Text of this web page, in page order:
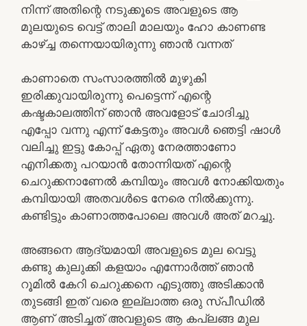
നിന്ന് അതിന്റെ നടുക്കൂടെ അവളുടെ ആ
മുലയുടെ വെട്ട് താലി മാലയും ഹോ കാണണ്ട
കാഴ്ച്ച തന്നെയായിരുന്നു ഞാൻ വന്നത്
കാണാതെ സംസാരത്തിൽ മുഴുകി
ഇരിക്കുവായിരുന്നു പെട്ടെന്ന് എന്റെ
കഷ്ടകാലത്തിന് ഞാൻ അവളോട്‌ ചോദിച്ചു
എപ്പോ വന്നു എന്ന് കേട്ടതും അവൾ ഞെട്ടി ഷാൾ
വലിച്ചു ഇട്ടു കോപ്പ് ഏതു നേരത്താണോ
എനിക്കതു പറയാൻ തോന്നിയത് എന്റെ
ചെറുക്കനാണേൽ കമ്പിയും അവൾ നോക്കിയതും
കമ്പിയായി അതവൾടെ നേരെ നിൽക്കുന്നു.
കണ്ടിട്ടും കാണാത്തപോലെ അവൾ അത് മറച്ചു.
അങ്ങനെ ആദ്യമായി അവളുടെ മുല വെട്ടു
കണ്ടു കുലുക്കി കളയാം എന്നോർത്ത് ഞാൻ
റൂമിൽ കേറി ചെറുക്കനെ എടുത്തു അടിക്കാൻ
തുടങ്ങി ഇത് വരെ ഇല്ലാത്ത ഒരു സ്പീഡിൽ
ആണ് അടിച്ചത് അവളുടെ ആ കപ്ലങ്ങ മുല